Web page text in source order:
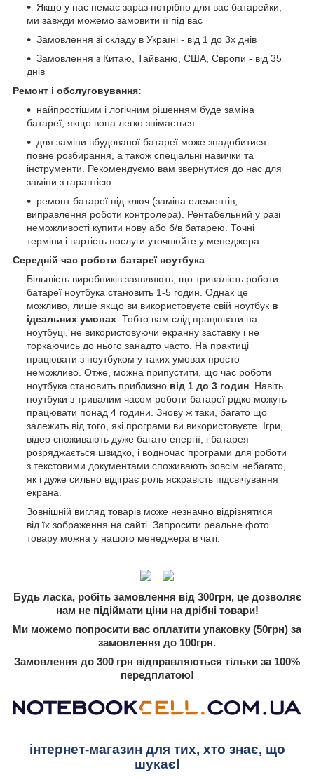
Якщо у нас немає зараз потрібно для вас батарейки,
ми завжди можемо замовити її під вас
Замовлення зі складу в Україні - від 1 до 3х днів
Замовлення з Китаю, Тайваню, США, Європи - від 35
днів
Ремонт і обслуговування:
найпростішим і логічним рішенням буде заміна
батареї, якщо вона легко знімається
для заміни вбудованої батареї може знадобитися
повне розбирання, а також спеціальні навички та
інструменти. Рекомендуємо вам звернутися до нас для
заміни з гарантією
ремонт батареї під ключ (заміна елементів,
виправлення роботи контролера). Рентабельний у разі
неможливості купити нову або б/в батарею. Точні
терміни і вартість послуги уточнюйте у менеджера
Середній час роботи батареї ноутбука
Більшість виробників заявляють, що тривалість роботи
батареї ноутбука становить 1-5 годин. Однак це
можливо, лише якщо ви використовуєте свій ноутбук в
ідеальних умовах . Тобто вам слід працювати на
ноутбуці, не використовуючи екранну заставку і не
торкаючись до нього занадто часто. На практиці
працювати з ноутбуком у таких умовах просто
неможливо. Отже, можна припустити, що час роботи
ноутбука становить приблизно від 1 до 3 годин . Навіть
ноутбуки з тривалим часом роботи батареї рідко можуть
працювати понад 4 години. Знову ж таки, багато що
залежить від того, які програми ви використовуєте. Ігри,
відео споживають дуже багато енергії, і батарея
розряджається швидко, і водночас програми для роботи
з текстовими документами споживають зовсім небагато,
як і дуже сильно відіграє роль яскравість підсвічування
екрана.
Зовнішній вигляд товарів може незначно відрізнятися
від їх зображення на сайті. Запросити реальне фото
товару можна у нашого менеджера в чаті.
Будь ласка, робіть замовлення від 300грн, це дозволяє
нам не підіймати ціни на дрібні товари!
Ми можемо попросити вас оплатити упаковку (50грн) за
замовлення до 100грн.
Замовлення до 300 грн відправляються тільки за 100%
передплатою!
інтернет-магазин для тих, хто знає, що
шукає!